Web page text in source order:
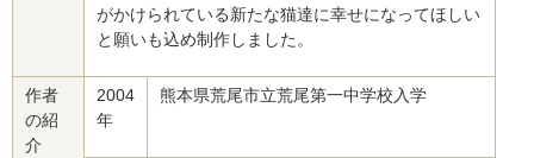
がかけられている新たな猫達に幸せになってほしい
と願いも込め制作しました。
作者
の紹
介
2004
年
熊本県荒尾市立荒尾第一中学校入学